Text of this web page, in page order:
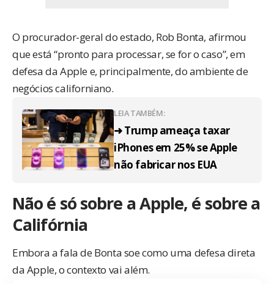
O procurador-geral do estado, Rob Bonta, afirmou
que está “pronto para processar, se for o caso”, em
defesa da Apple e, principalmente, do ambiente de
negócios californiano.
LEIA TAMBÉM:
➜ Trump ameaça taxar
iPhones em 25% se Apple
não fabricar nos EUA
Não é só sobre a Apple, é sobre a
Califórnia
Embora a fala de Bonta soe como uma defesa direta
da Apple, o contexto vai além.